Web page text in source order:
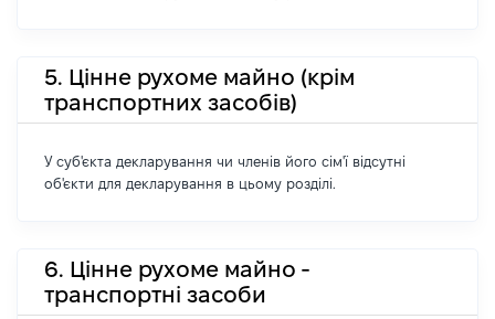
5. Цінне рухоме майно (крім
транспортних засобів)
У суб'єкта декларування чи членів його сім'ї відсутні
об'єкти для декларування в цьому розділі.
6. Цінне рухоме майно -
транспортні засоби